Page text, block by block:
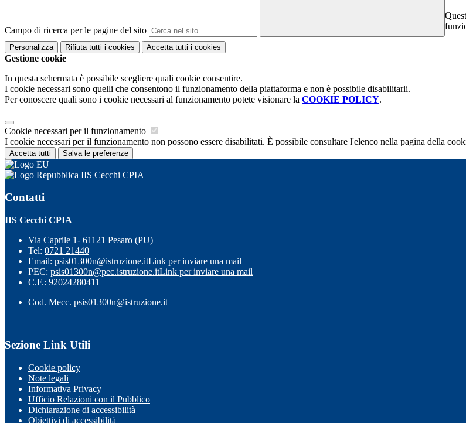
Campo di ricerca per le pagine del sito
Personalizza Rifiuta tutti i cookies Accetta tutti i cookies
Gestione cookie
In questa schermata è possibile scegliere quali cookie consentire.
I cookie necessari sono quelli che consentono il funzionamento della piattaforma e non è possibile disabilitarli.
Per conoscere quali sono i cookie necessari al funzionamento potete visionare la COOKIE POLICY.
Cookie necessari per il funzionamento
I cookie necessari per il funzionamento non possono essere disabilitati. È possibile consultare l'elenco nella pagina della
Accetta tutti Salva le preferenze
IIS Cecchi CPIA
Contatti
IIS Cecchi CPIA
Via Caprile 1- 61121 Pesaro (PU)
Tel: 0721 21440
Email: psis01300n@istruzione.itLink per inviare una mail
PEC: psis01300n@pec.istruzione.itLink per inviare una mail
C.F.: 92024280411
Cod. Mecc. psis01300n@istruzione.it
Sezione Link Utili
Cookie policy
Note legali
Informativa Privacy
Ufficio Relazioni con il Pubblico
Dichiarazione di accessibilità
Obiettivi di accessibilità